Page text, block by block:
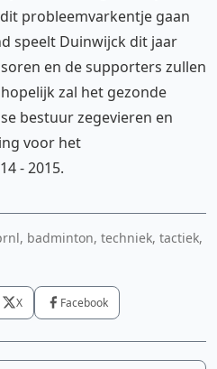
probleemvarkentje gaan
speelt Duinwijck dit jaar
en de supporters zullen
zal het gezonde
bestuur zegevieren en
voor het
- 2015.
badminton, techniek, tactiek,
X Facebook